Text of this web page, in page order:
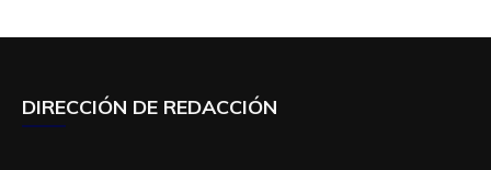
DIRECCIÓN DE REDACCIÓN